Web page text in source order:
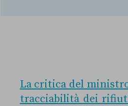
La critica del
tracciabilità dei